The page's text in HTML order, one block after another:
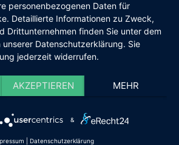
personenbezogenen Daten für
Detaillierte Informationen zu Zweck,
Drittunternehmen finden Sie unter dem
unserer Datenschutzerklärung. Sie
jederzeit widerrufen.
AKZEPTIEREN MEHR
&
Datenschutzerklärung